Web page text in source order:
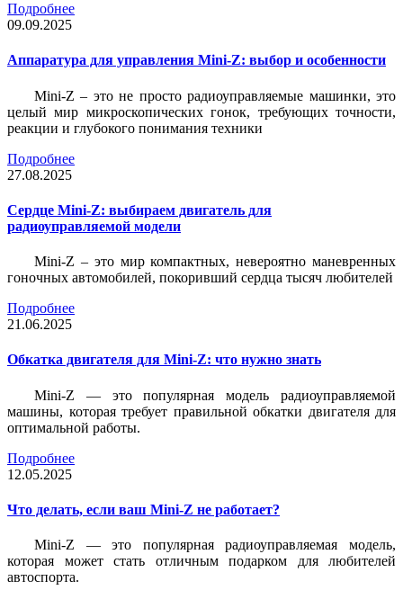
Подробнее
09.09.2025
Аппаратура для управления Mini-Z: выбор и особенности
Mini-Z – это не просто радиоуправляемые машинки, это
целый мир микроскопических гонок, требующих точности,
реакции и глубокого понимания техники
Подробнее
27.08.2025
Сердце Mini-Z: выбираем двигатель для
радиоуправляемой модели
Mini-Z – это мир компактных, невероятно маневренных
гоночных автомобилей, покоривший сердца тысяч любителей
Подробнее
21.06.2025
Обкатка двигателя для Mini-Z: что нужно знать
Mini-Z — это популярная модель радиоуправляемой
машины, которая требует правильной обкатки двигателя для
оптимальной работы.
Подробнее
12.05.2025
Что делать, если ваш Mini-Z не работает?
Mini-Z — это популярная радиоуправляемая модель,
которая может стать отличным подарком для любителей
автоспорта.